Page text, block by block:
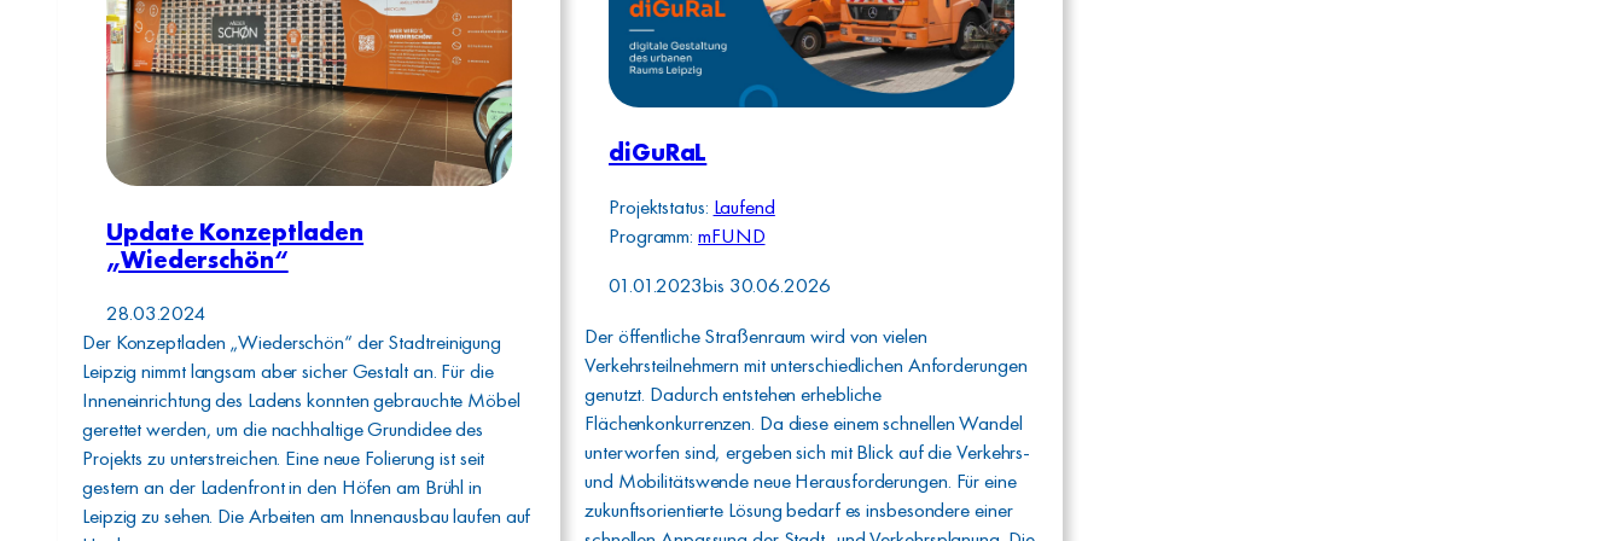
Update Konzeptladen
„Wiederschön“
28.03.2024
Der Konzeptladen „Wiederschön“ der Stadtreinigung
Leipzig nimmt langsam aber sicher Gestalt an. Für die
Inneneinrichtung des Ladens konnten gebrauchte Möbel
gerettet werden, um die nachhaltige Grundidee des
Projekts zu unterstreichen. Eine neue Folierung ist seit
gestern an der Ladenfront in den Höfen am Brühl in
Leipzig zu sehen. Die Arbeiten am Innenausbau laufen auf
diGuRaL
Projektstatus: Laufend
Programm:mFUND
01.01.2023bis 30.06.2026
Der öffentliche Straßenraum wird von vielen
Verkehrsteilnehmern mit unterschiedlichen Anforderungen
genutzt. Dadurch entstehen erhebliche
Flächenkonkurrenzen. Da diese einem schnellen Wandel
unterworfen sind, ergeben sich mit Blick auf die Verkehrs-
und Mobilitätswende neue Herausforderungen. Für eine
zukunftsorientierte Lösung bedarf es insbesondere einer